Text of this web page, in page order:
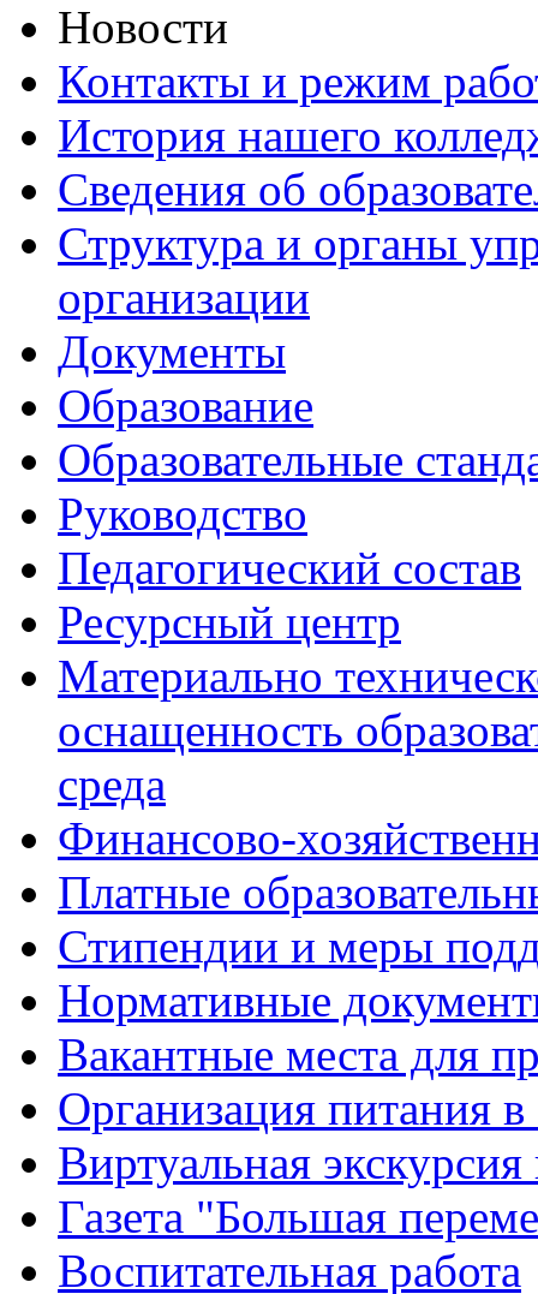
Новости
Контакты и режим
История нашего
Сведения об
Структура и органы
организации
Документы
Образование
Образовательные
Руководство
Педагогический состав
Ресурсный центр
Материально
оснащенность
среда
Финансово-
Платные
Стипендии и меры
Нормативные
Вакантные места для
Организация питания в
Виртуальная
Газета "Большая
Воспитательная работа